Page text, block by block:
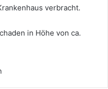
verbracht.
in Höhe von ca.